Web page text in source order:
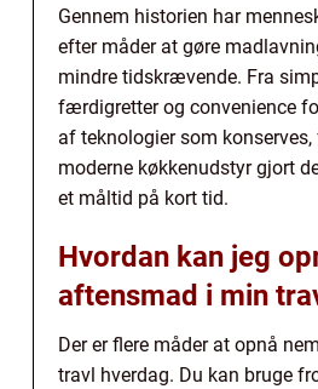
Gennem historien har
efter måder at gøre
mindre tidskrævende. Fra
færdigretter og convenience
af teknologier som
moderne køkkenudstyr gjort
et måltid på kort tid.
Hvordan kan jeg
aftensmad i min
Der er flere måder at opnå
travl hverdag. Du kan bruge